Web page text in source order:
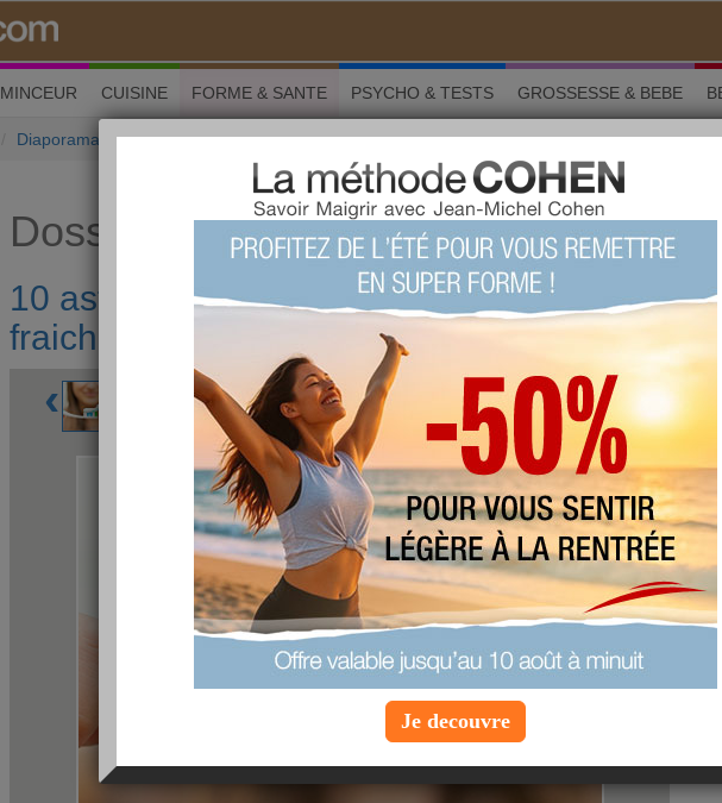
MINCEUR CUISINE FORME & SANTE PSYCHO & TESTS GROSSESSE & BEBE
Diaporama 10 astuces pour une haleine toujours fraiche
Dossiers Forme & santé
10 astuces pour une haleine toujours
fraiche
‹ › 1/10
Je decouvre